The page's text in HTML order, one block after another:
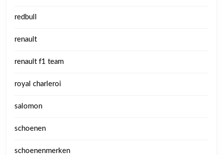
redbull
renault
renault f1 team
royal charleroi
salomon
schoenen
schoenenmerken